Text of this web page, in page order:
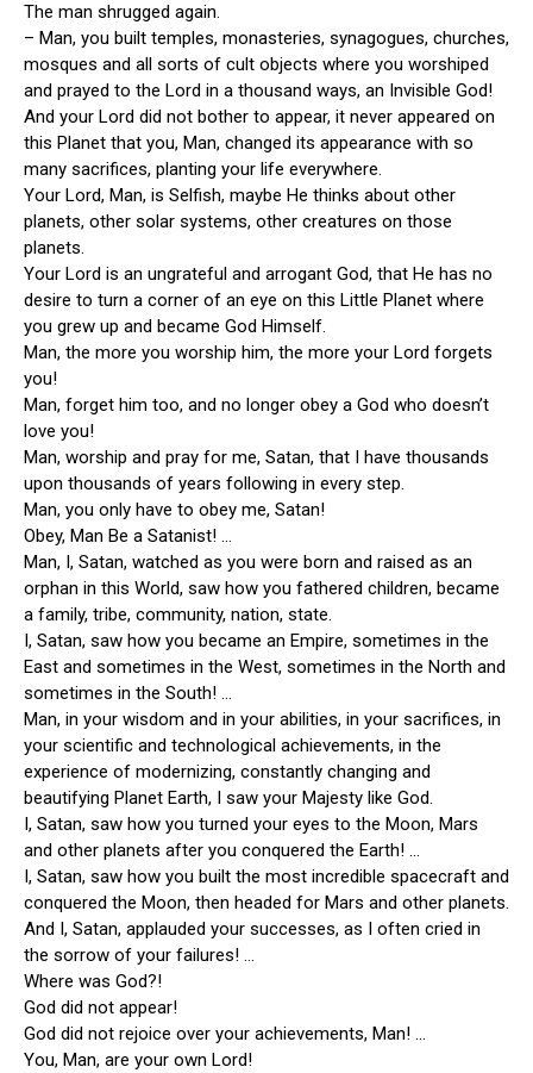
The man shrugged again.
– Man, you built temples, monasteries, synagogues, churches,
mosques and all sorts of cult objects where you worshiped
and prayed to the Lord in a thousand ways, an Invisible God!
And your Lord did not bother to appear, it never appeared on
this Planet that you, Man, changed its appearance with so
many sacrifices, planting your life everywhere.
Your Lord, Man, is Selfish, maybe He thinks about other
planets, other solar systems, other creatures on those
planets.
Your Lord is an ungrateful and arrogant God, that He has no
desire to turn a corner of an eye on this Little Planet where
you grew up and became God Himself.
Man, the more you worship him, the more your Lord forgets
you!
Man, forget him too, and no longer obey a God who doesn’t
love you!
Man, worship and pray for me, Satan, that I have thousands
upon thousands of years following in every step.
Man, you only have to obey me, Satan!
Obey, Man Be a Satanist! …
Man, I, Satan, watched as you were born and raised as an
orphan in this World, saw how you fathered children, became
a family, tribe, community, nation, state.
I, Satan, saw how you became an Empire, sometimes in the
East and sometimes in the West, sometimes in the North and
sometimes in the South! …
Man, in your wisdom and in your abilities, in your sacrifices, in
your scientific and technological achievements, in the
experience of modernizing, constantly changing and
beautifying Planet Earth, I saw your Majesty like God.
I, Satan, saw how you turned your eyes to the Moon, Mars
and other planets after you conquered the Earth! …
I, Satan, saw how you built the most incredible spacecraft and
conquered the Moon, then headed for Mars and other planets.
And I, Satan, applauded your successes, as I often cried in
the sorrow of your failures! …
Where was God?!
God did not appear!
God did not rejoice over your achievements, Man! …
You, Man, are your own Lord!